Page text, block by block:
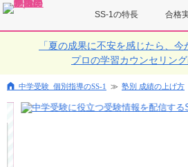
合格
SS-1の特長
「夏の成果に不安を感じたら、今
プロの学習カウンセリン
中学受験 個別指導のSS-1 塾別 成績の上げ方